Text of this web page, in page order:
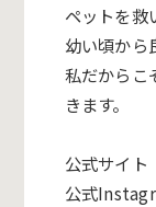
ペットを救
幼い頃から
私だからこ
きます。
公式サイト
公式